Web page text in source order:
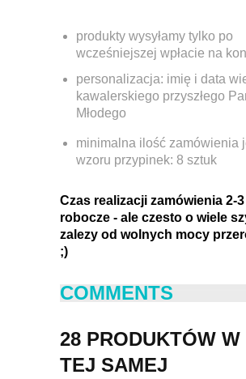
produkty wysyłamy tylko po
wcześniejszej wpłacie na
personalizacja: imię i data
kawalerskiego przyszłego
Młodego
minimalna ilość zamówienia
wzoru przypinek: 8 sztuk
Czas realizacji zamówienia 2-
robocze - ale czesto o wiele
zalezy od wolnych mocy
;)
COMMENTS
28 PRODUKTÓW W
TEJ SAMEJ